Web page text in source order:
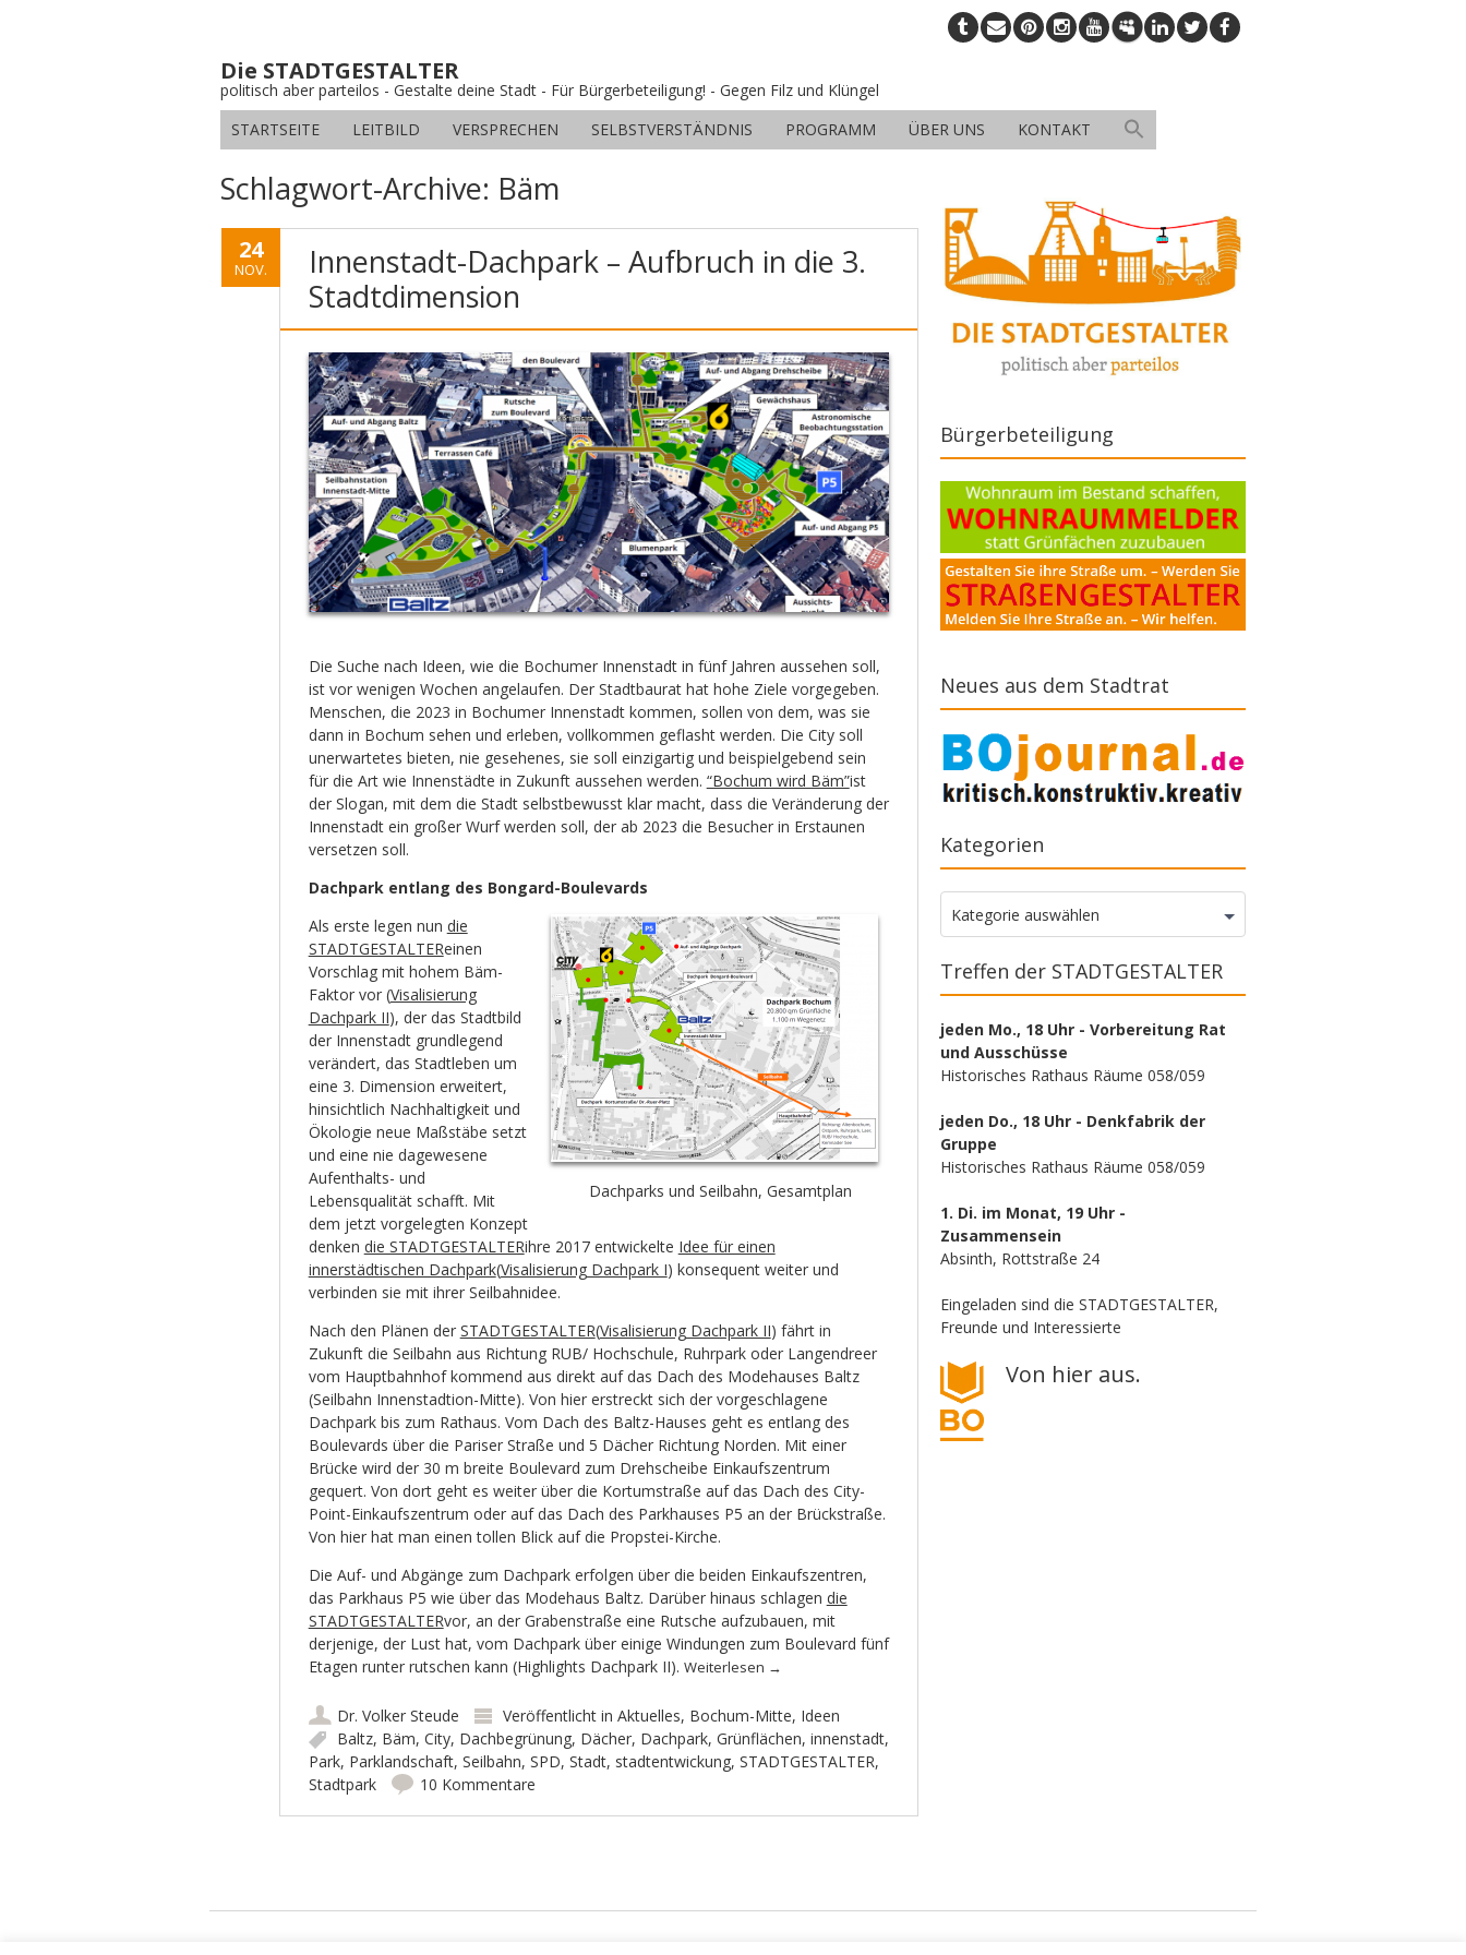
Die STADTGESTALTER
politisch aber parteilos - Gestalte deine Stadt - Für Bürgerbeteiligung! - Gegen Filz und Klüngel
STARTSEITE
LEITBILD VERSPRECHEN SELBSTVERSTÄNDNIS PROGRAMM ÜBER UNS KONTAKT
Schlagwort-Archive: Bäm
24
NOV.
Innenstadt-Dachpark – Aufbruch in die 3.
Stadtdimension
Die Suche nach Ideen, wie die Bochumer Innenstadt in fünf Jahren aussehen soll,
ist vor wenigen Wochen angelaufen. Der Stadtbaurat hat hohe Ziele vorgegeben.
Menschen, die 2023 in Bochumer Innenstadt kommen, sollen von dem, was sie
dann in Bochum sehen und erleben, vollkommen geflasht werden. Die City soll
unerwartetes bieten, nie gesehenes, sie soll einzigartig und beispielgebend sein
für die Art wie Innenstädte in Zukunft aussehen werden. “Bochum wird Bäm”ist
der Slogan, mit dem die Stadt selbstbewusst klar macht, dass die Veränderung der
Innenstadt ein großer Wurf werden soll, der ab 2023 die Besucher in Erstaunen
versetzen soll.
Dachpark entlang des Bongard-Boulevards
Dachparks und Seilbahn, Gesamtplan
Als erste legen nun die
STADTGESTALTEReinen
Vorschlag mit hohem Bäm-
Faktor vor (Visalisierung
Dachpark II), der das Stadtbild
der Innenstadt grundlegend
verändert, das Stadtleben um
eine 3. Dimension erweitert,
hinsichtlich Nachhaltigkeit und
Ökologie neue Maßstäbe setzt
und eine nie dagewesene
Aufenthalts- und
Lebensqualität schafft. Mit
dem jetzt vorgelegten Konzept
denken die STADTGESTALTERihre 2017 entwickelte Idee für einen
innerstädtischen Dachpark(Visalisierung Dachpark I) konsequent weiter und
verbinden sie mit ihrer Seilbahnidee.
Nach den Plänen der STADTGESTALTER(Visalisierung Dachpark II) fährt in
Zukunft die Seilbahn aus Richtung RUB/ Hochschule, Ruhrpark oder Langendreer
vom Hauptbahnhof kommend aus direkt auf das Dach des Modehauses Baltz
(Seilbahn Innenstadtion-Mitte). Von hier erstreckt sich der vorgeschlagene
Dachpark bis zum Rathaus. Vom Dach des Baltz-Hauses geht es entlang des
Boulevards über die Pariser Straße und 5 Dächer Richtung Norden. Mit einer
Brücke wird der 30 m breite Boulevard zum Drehscheibe Einkaufszentrum
gequert. Von dort geht es weiter über die Kortumstraße auf das Dach des City-
Point-Einkaufszentrum oder auf das Dach des Parkhauses P5 an der Brückstraße.
Von hier hat man einen tollen Blick auf die Propstei-Kirche.
Die Auf- und Abgänge zum Dachpark erfolgen über die beiden Einkaufszentren,
das Parkhaus P5 wie über das Modehaus Baltz. Darüber hinaus schlagen die
STADTGESTALTERvor, an der Grabenstraße eine Rutsche aufzubauen, mit
derjenige, der Lust hat, vom Dachpark über einige Windungen zum Boulevard fünf
Etagen runter rutschen kann (Highlights Dachpark II). Weiterlesen →
Dr. Volker Steude Veröffentlicht in Aktuelles, Bochum-Mitte, Ideen
Baltz, Bäm, City, Dachbegrünung, Dächer, Dachpark, Grünflächen, innenstadt,
Park, Parklandschaft, Seilbahn, SPD, Stadt, stadtentwickung, STADTGESTALTER,
Stadtpark
10 Kommentare
Bürgerbeteiligung
Neues aus dem Stadtrat
Kategorien
Kategorien
Kategorie auswählen
Treffen der STADTGESTALTER
jeden Mo., 18 Uhr - Vorbereitung Rat
und Ausschüsse
Historisches Rathaus Räume 058/059
jeden Do., 18 Uhr - Denkfabrik der
Gruppe
Historisches Rathaus Räume 058/059
1. Di. im Monat, 19 Uhr -
Zusammensein
Absinth, Rottstraße 24
Eingeladen sind die STADTGESTALTER,
Freunde und Interessierte
Von hier aus.